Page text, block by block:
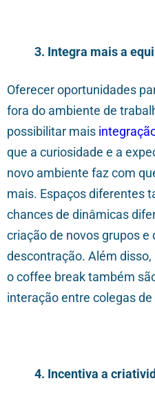
3. Integra mais a
Oferecer oportunidades
fora do ambiente de
possibilitar mais
que a curiosidade e a
novo ambiente faz com
mais. Espaços diferentes
chances de dinâmicas
criação de novos grupos
descontração. Além
o coffee break também
interação entre colegas
4. Incentiva a